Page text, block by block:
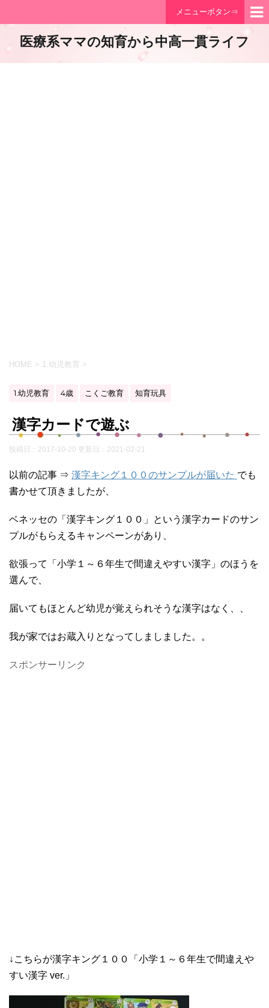
メニューボタン⇒
医療系ママの知育から中高一貫ライフ
HOME > 1.幼児教育 >
1.幼児教育 4歳 こくご教育 知育玩具
漢字カードで遊ぶ
投稿日：2017-10-20 更新日： 2021-02-21
以前の記事 ⇒ 漢字キング１００のサンプルが届いた でも
書かせて頂きましたが、
ベネッセの「漢字キング１００」という漢字カードのサン
プルがもらえるキャンペーンがあり、
欲張って「小学１～６年生で間違えやすい漢字」のほうを
選んで、
届いてもほとんど幼児が覚えられそうな漢字はなく、、
我が家ではお蔵入りとなってしましました。。
スポンサーリンク
↓こちらが漢字キング１００「小学１～６年生で間違えや
すい漢字 ver.」